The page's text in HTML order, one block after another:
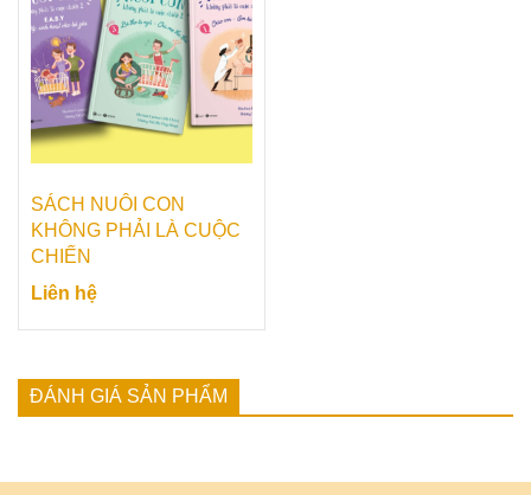
SÁCH NUÔI CON
KHÔNG PHẢI LÀ CUỘC
CHIẾN
Liên hệ
ĐÁNH GIÁ SẢN PHẨM